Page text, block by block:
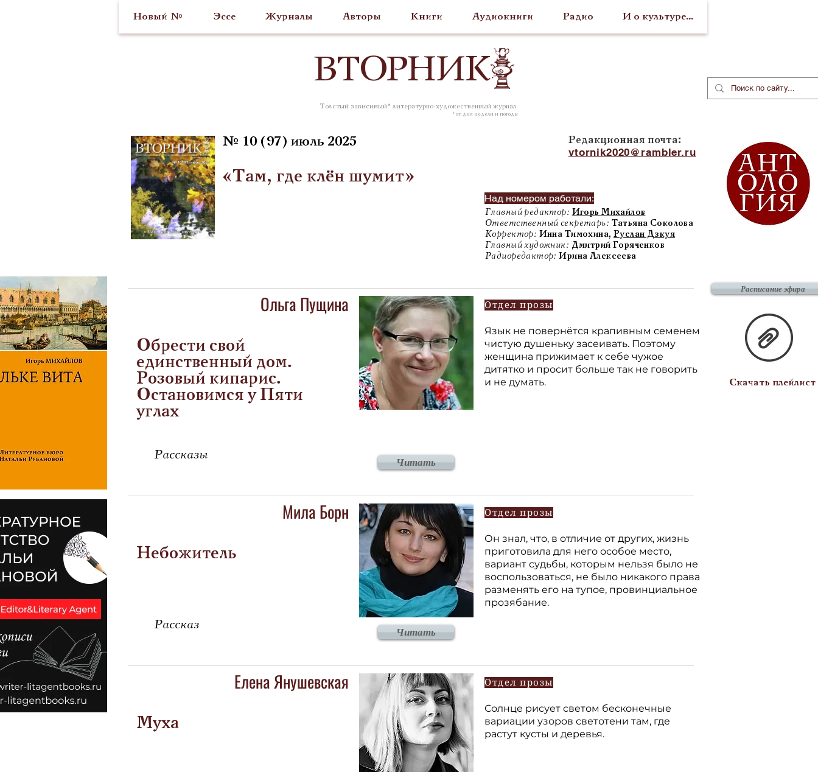
Новый № Эссе Журналы Авторы Книги Аудиокниги Радио И о культуре...
ВТОРНИК
Толстый зависимый* литературно-художественный журнал
* от дня недели и погоды
№ 10 (97) июль 2025
«Там, где клён шумит»
Редакционная почта:
vtornik2020@rambler.ru
Над номером работали:
Главный редактор: Игорь Михайлов
Ответственный секретарь: Татьяна Соколова
Корректор: Инна Тимохина, Руслан Дзкуя
Главный художник: Дмитрий Горяченков
Радиоредактор: Ирина Алексеева
Ольга Пущина
Обрести свой
единственный дом.
Розовый кипарис.
Остановимся у Пяти
углах
Рассказы Читать
Отдел прозы
Язык не повернётся крапивным семенем
чистую душеньку засеивать. Поэтому
женщина прижимает к себе чужое
дитятко и просит больше так не говорить
и не думать.
Мила Борн
Небожитель
Рассказ Читать
Отдел прозы
Он знал, что, в отличие от других, жизнь
приготовила для него особое место,
вариант судьбы, которым нельзя было не
воспользоваться, не было никакого права
разменять его на тупое, провинциальное
прозябание.
Елена Янушевская
Муха
Отдел прозы
Солнце рисует светом бесконечные
вариации узоров светотени там, где
растут кусты и деревья.
Расписание эфира
Скачать плейлист